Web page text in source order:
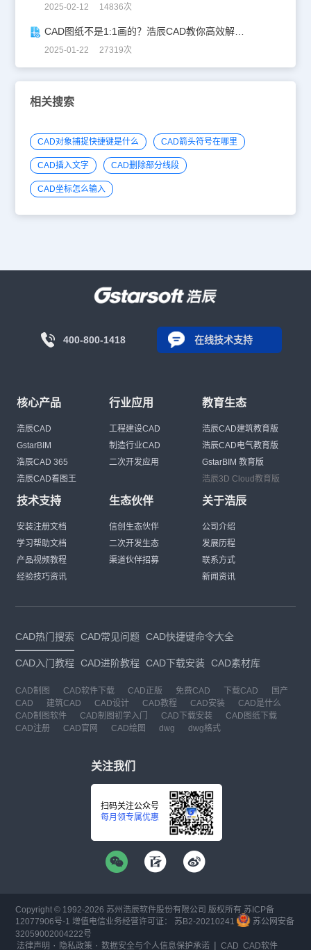
2025-02-12 14836次
CAD图纸不是1:1画的？浩辰CAD教你高效解决！
2025-01-22 27319次
相关搜索
CAD对象捕捉快捷键是什么 CAD箭头符号在哪里
CAD插入文字 CAD删除部分线段
CAD坐标怎么输入
400-800-1418 在线技术支持
核心产品
浩辰CAD
GstarBIM
浩辰CAD 365
浩辰CAD看图王
行业应用
工程建设CAD
制造行业CAD
二次开发应用
教育生态
浩辰CAD建筑教育版
浩辰CAD电气教育版
GstarBIM 教育版
浩辰3D Cloud教育版
技术支持
安装注册文档
学习帮助文档
产品视频教程
经验技巧资讯
生态伙伴
信创生态伙伴
二次开发生态
渠道伙伴招募
关于浩辰
公司介绍
发展历程
联系方式
新闻资讯
CAD热门搜索 CAD常见问题 CAD快捷键命令大全
CAD入门教程 CAD进阶教程 CAD下载安装 CAD素材库
CAD制图 CAD软件下载 CAD正版 免费CAD 下载CAD
国产
CAD
建筑CAD CAD设计 CAD教程 CAD安装
CAD是什么
CAD制图软件
CAD制图初学入门 CAD下载安装
CAD图纸下载
CAD注册
CAD官网 CAD绘图 dwg dwg格式
关注我们
扫码关注公众号
每月领专属优惠
Copyright © 1992-2026 苏州浩辰软件股份有限公司 版权所有 苏ICP备
12077906号-1 增值电信业务经营许可证： 苏B2-20210241
苏公网安备
32059002004222号
法律声明 · 隐私政策 ·数据安全与个人信息保护承诺 | CAD CAD软件